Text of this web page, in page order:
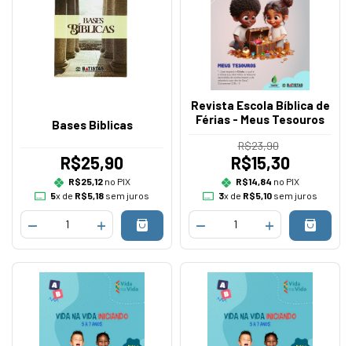
Bases Biblicas
R$25,90
R$25,12no PIX
5x de R$5,18sem juros
Revista Escola Bíblica de
Férias - Meus Tesouros
R$23,90
R$15,30
R$14,84 no PIX
3x de R$5,10sem juros